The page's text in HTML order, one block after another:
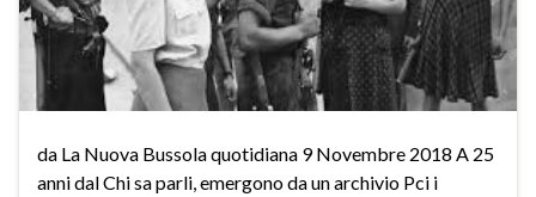
da La Nuova Bussola quotidiana 9 Novembre 2018 A 25
anni dal Chi sa parli, emergono da un archivio Pci i